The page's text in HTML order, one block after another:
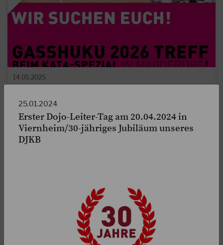
14.05.2025
Ihr habt schon mal mit dem Gedanken gespielt, das
Gasshuku auszurichten? Dann ist jetzt der richtige Moment,
mehr darüber zu erfahren!
25.01.2024
Erster Dojo-Leiter-Tag am 20.04.2024 in
Viernheim/30-jähriges Jubiläum unseres
DJKB